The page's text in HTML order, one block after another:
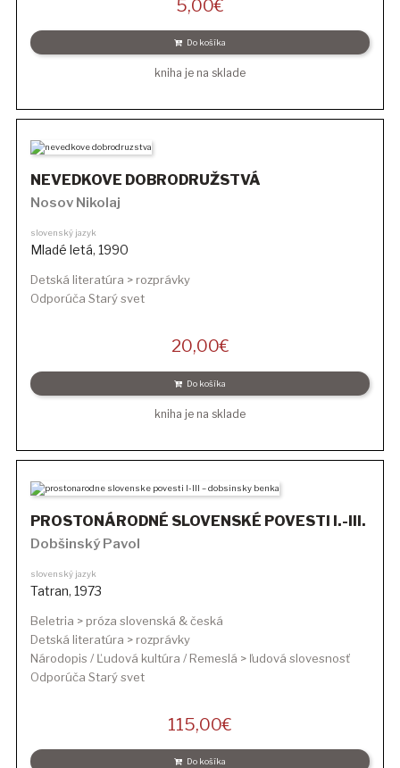
5,00€
Do košíka
kniha je na sklade
NEVEDKOVE DOBRODRUŽSTVÁ
Nosov Nikolaj
slovenský jazyk
Mladé letá, 1990
Detská literatúra > rozprávky
Odporúča Starý svet
20,00€
Do košíka
kniha je na sklade
PROSTONÁRODNÉ SLOVENSKÉ POVESTI I.-III.
Dobšinský Pavol
slovenský jazyk
Tatran, 1973
Beletria > próza slovenská & česká
Detská literatúra > rozprávky
Národopis / Ľudová kultúra / Remeslá > ľudová slovesnosť
Odporúča Starý svet
115,00€
Do košíka